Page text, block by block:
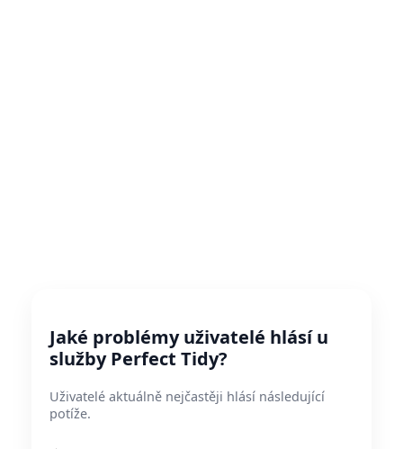
Jaké problémy uživatelé hlásí u
služby Perfect Tidy?
Uživatelé aktuálně nejčastěji hlásí následující
potíže.